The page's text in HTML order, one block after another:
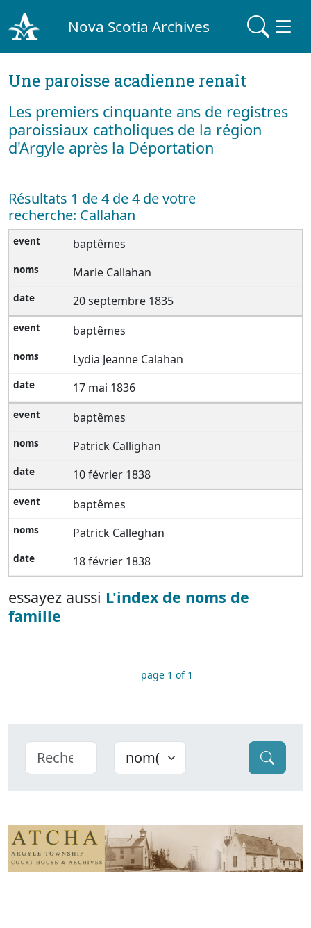
Nova Scotia Archives
Une paroisse acadienne renaît
Les premiers cinquante ans de registres
paroissiaux catholiques de la région
d'Argyle après la Déportation
Résultats 1 de 4 de 4 de votre
recherche: Callahan
baptêmes
Marie Callahan
20 septembre 1835
baptêmes
Lydia Jeanne Calahan
17 mai 1836
baptêmes
Patrick Callighan
10 février 1838
baptêmes
Patrick Calleghan
18 février 1838
essayez aussi L'index de noms de
famille
page 1 of 1